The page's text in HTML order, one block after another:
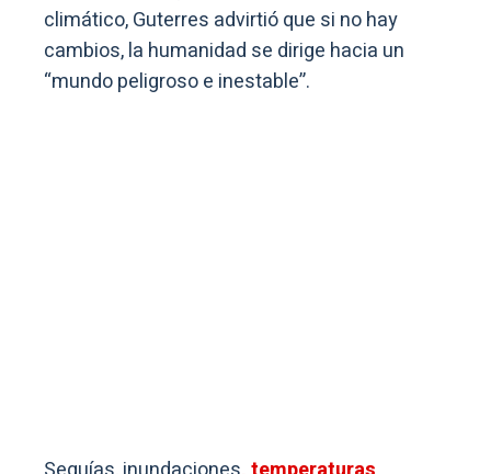
climático, Guterres advirtió que si no hay
cambios, la humanidad se dirige hacia un
“mundo peligroso e inestable”.